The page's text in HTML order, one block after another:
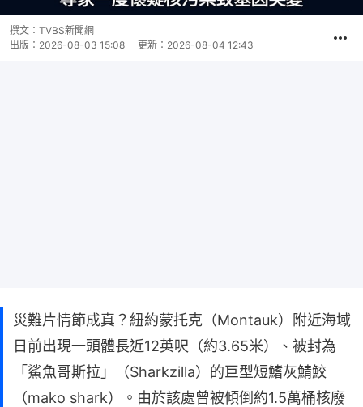
撰文： TVBS新聞網
出版： 2026-08-03 15:08 更新： 2026-08-04 12:43
災難片情節成真？紐約蒙托克（Montauk）附近海域
日前出現一頭體長近12英呎（約3.65米）、被封為
「鯊魚哥斯拉」（Sharkzilla）的巨型短鰭灰鯖鮫
（mako shark）。由於該處曾被傾倒約1.5萬桶核廢